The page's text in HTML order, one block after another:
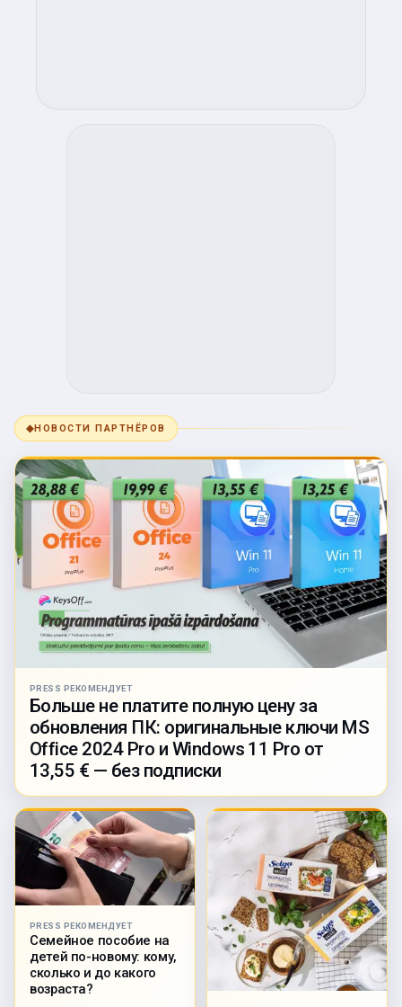
◆НОВОСТИ ПАРТНЁРОВ
PRESS РЕКОМЕНДУЕТ
Больше не платите полную цену за
обновления ПК: оригинальные ключи MS
Office 2024 Pro и Windows 11 Pro от
13,55 € — без подписки
PRESS РЕКОМЕНДУЕТ
Семейное пособие на
детей по-новому: кому,
сколько и до какого
возраста?